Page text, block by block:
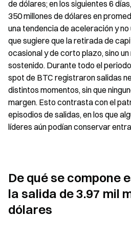
de dólares; en los siguientes 6
350 millones de dólares en
una tendencia de aceleración y
que sugiere que la retirada de
ocasional y de corto plazo, sino
sostenido. Durante todo el
spot de BTC registraron salidas
distintos momentos, sin que
margen. Esto contrasta con el
episodios de salidas, en los que
líderes aún podían conservar
De qué se compone
la salida de 3.97 mil
dólares